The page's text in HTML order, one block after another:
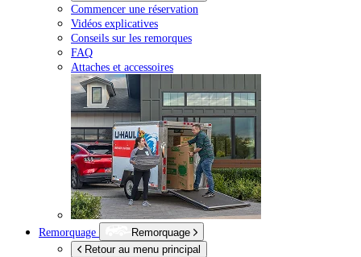
Commencer une réservation
Vidéos explicatives
Conseils sur les remorques
FAQ
Attaches et accessoires
Remorquage
Remorquage
Retour au menu principal